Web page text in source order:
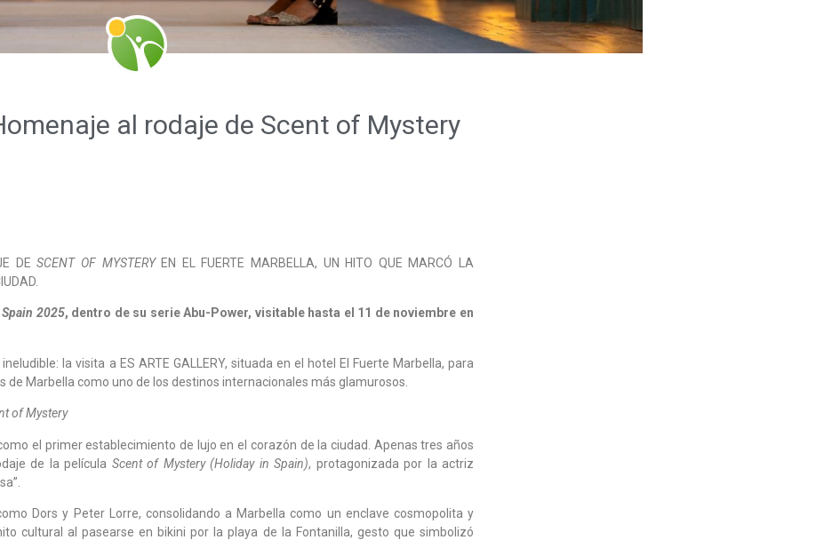
al rodaje de Scent of Mystery
DESCENT OF MYSTERYEN EL FUERTE MARBELLA, UN HITO QUE MARCÓ LA
2025, dentro de su serie Abu-Power, visitable hasta el 11 de noviembre en
la visita a ES ARTE GALLERY, situada en el hotel El Fuerte Marbella, para
Marbella como uno de los destinos internacionales más glamurosos.
of Mystery
el primer establecimiento de lujo en el corazón de la ciudad. Apenas tres años
de la película Scent of Mystery (Holiday in Spain), protagonizada por la actriz
Dors y Peter Lorre, consolidando a Marbella como un enclave cosmopolita y
cultural al pasearse en bikini por la playa de la Fontanilla, gesto que simbolizó